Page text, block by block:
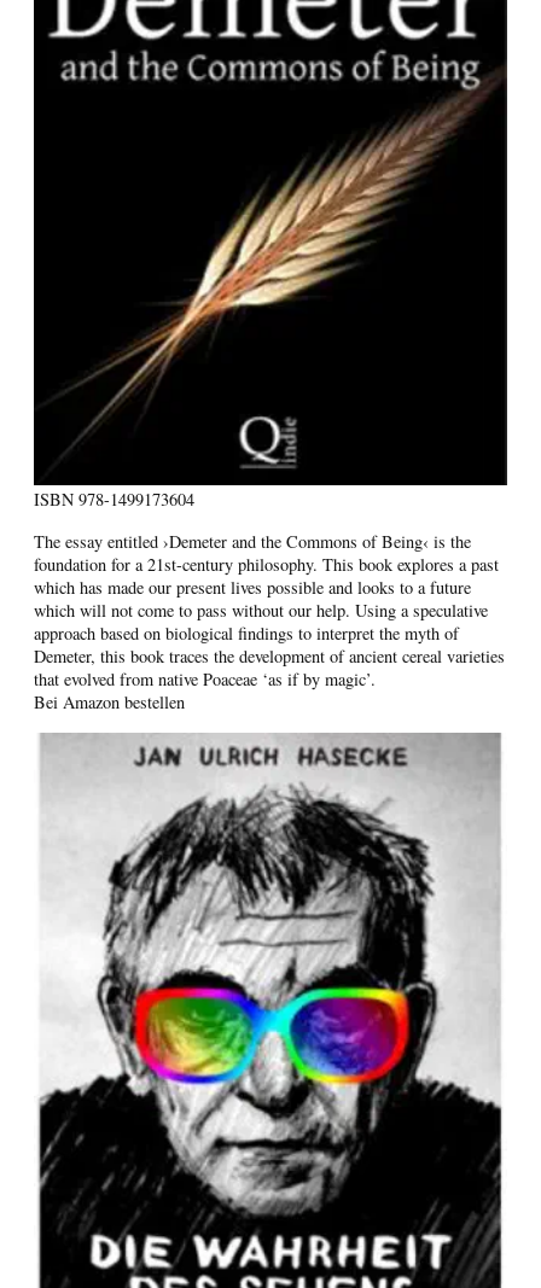
ISBN 978-1499173604
The essay entitled ›Demeter and the Commons of Being‹ is the
foundation for a 21st-century philosophy. This book explores a past
which has made our present lives possible and looks to a future
which will not come to pass without our help. Using a speculative
approach based on biological findings to interpret the myth of
Demeter, this book traces the development of ancient cereal varieties
that evolved from native Poaceae ‘as if by magic’.
Bei Amazon bestellen